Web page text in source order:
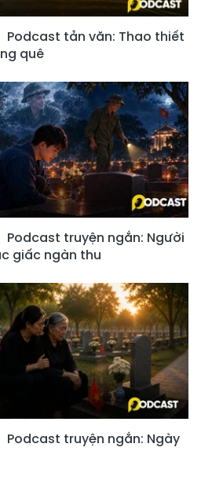
Podcast tản văn: Thao thiết
quê
Podcast truyện ngắn: Người
giấc ngàn thu
Podcast truyện ngắn: Ngày